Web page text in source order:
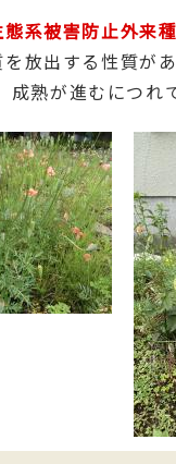
態系被害防止外来
放出する性質があ
熟が進むにつれ